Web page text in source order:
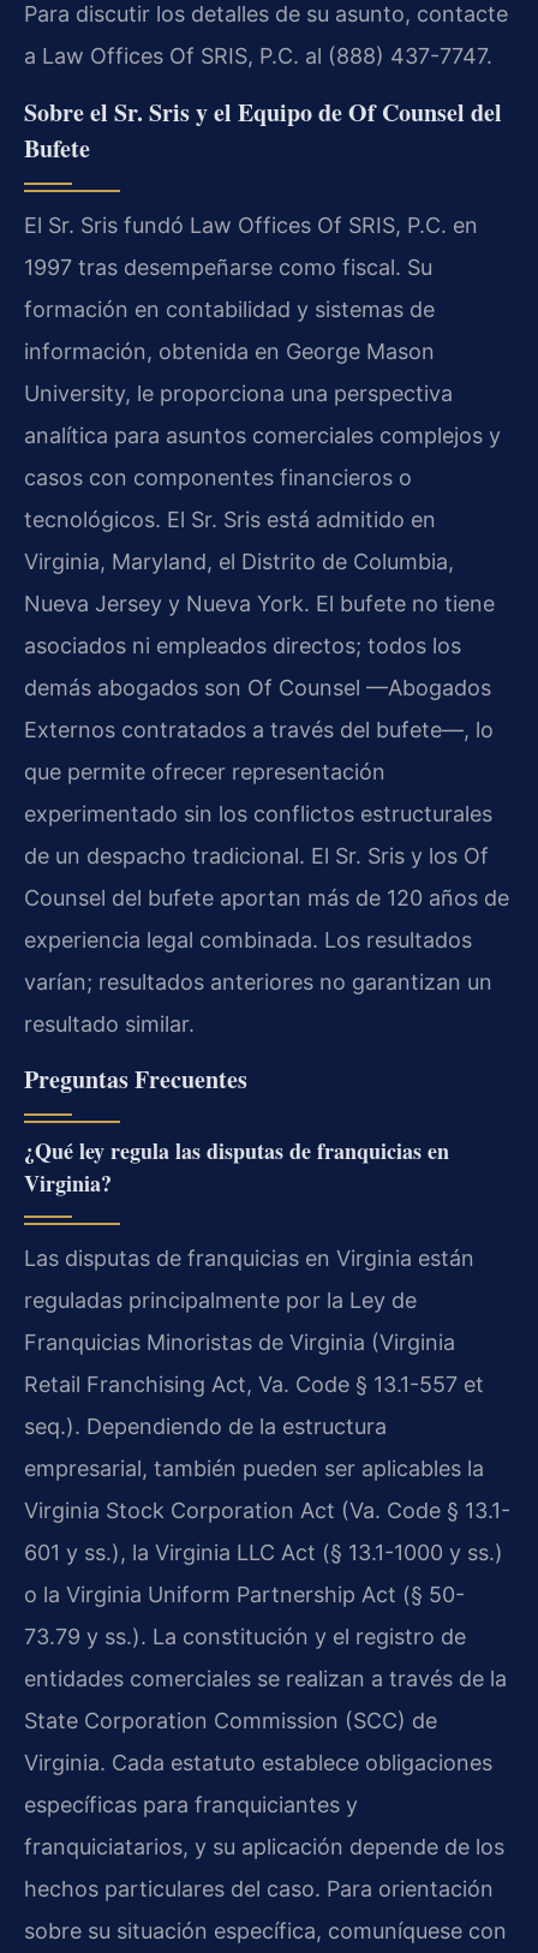
Para discutir los detalles de su asunto, contacte
a Law Offices Of SRIS, P.C. al (888) 437-7747.
Sobre el Sr. Sris y el Equipo de Of Counsel del
Bufete
El Sr. Sris fundó Law Offices Of SRIS, P.C. en
1997 tras desempeñarse como fiscal. Su
formación en contabilidad y sistemas de
información, obtenida en George Mason
University, le proporciona una perspectiva
analítica para asuntos comerciales complejos y
casos con componentes financieros o
tecnológicos. El Sr. Sris está admitido en
Virginia, Maryland, el Distrito de Columbia,
Nueva Jersey y Nueva York. El bufete no tiene
asociados ni empleados directos; todos los
demás abogados son Of Counsel —Abogados
Externos contratados a través del bufete—, lo
que permite ofrecer representación
experimentado sin los conflictos estructurales
de un despacho tradicional. El Sr. Sris y los Of
Counsel del bufete aportan más de 120 años de
experiencia legal combinada. Los resultados
varían; resultados anteriores no garantizan un
resultado similar.
Preguntas Frecuentes
¿Qué ley regula las disputas de franquicias en
Virginia?
Las disputas de franquicias en Virginia están
reguladas principalmente por la Ley de
Franquicias Minoristas de Virginia (Virginia
Retail Franchising Act, Va. Code § 13.1-557 et
seq.). Dependiendo de la estructura
empresarial, también pueden ser aplicables la
Virginia Stock Corporation Act (Va. Code § 13.1-
601 y ss.), la Virginia LLC Act (§ 13.1-1000 y ss.)
o la Virginia Uniform Partnership Act (§ 50-
73.79 y ss.). La constitución y el registro de
entidades comerciales se realizan a través de la
State Corporation Commission (SCC) de
Virginia. Cada estatuto establece obligaciones
específicas para franquiciantes y
franquiciatarios, y su aplicación depende de los
hechos particulares del caso. Para orientación
sobre su situación específica, comuníquese con